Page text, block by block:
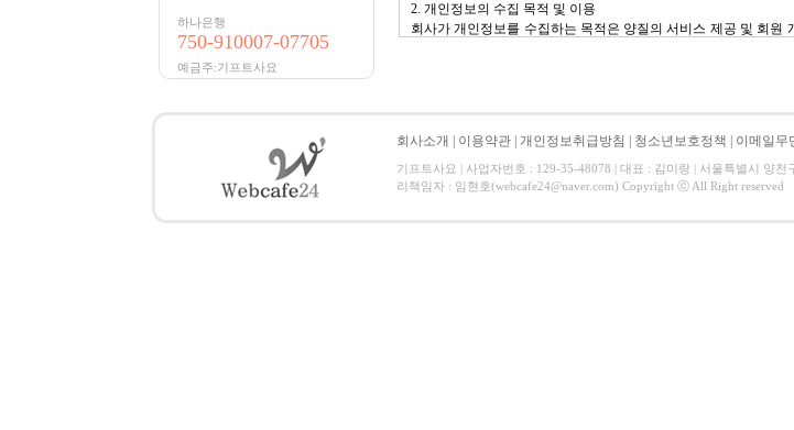
하나은행
750-910007-07705
예금주:기프트사요
2. 개인정보의 수집 목적 및 이용
회사가 개인정보를 수집하는 목적은 양질의 서비스 제공 및 회
회사는 원칙적으로 회원의 개인정보를 원칙적으로 외부에 제공
자 약관을 위배하거나 타인에게 피해를 주는 행위 등으로 법적인
회사소개 이용약관 개인정보취급방침 청소년보호정책 이메일무
기프트사요 | 사업자번호 : 129-35-48078 | 대표 : 김미랑 | 서울특별시 양
리책임자 : 임현호(webcafe24@naver.com) Copyright ⓒ All Right reserved